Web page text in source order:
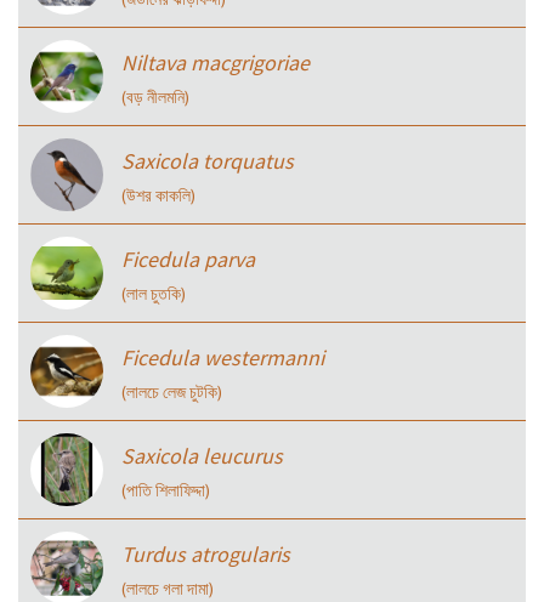
Niltava macgrigoriae
(বড় নীলমনি)
Saxicola torquatus
(উশর কাকলি)
Ficedula parva
(লাল চুতকি)
Ficedula westermanni
(লালচে লেজ চুটকি)
Saxicola leucurus
(পাতি শিলাফিদ্দা)
Turdus atrogularis
(লালচে গলা দামা)